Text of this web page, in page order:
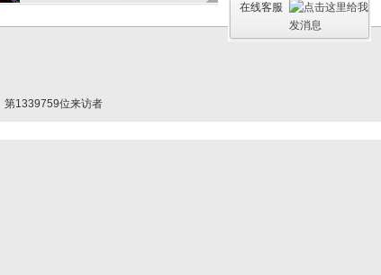
在线客服
第1339759位来访者